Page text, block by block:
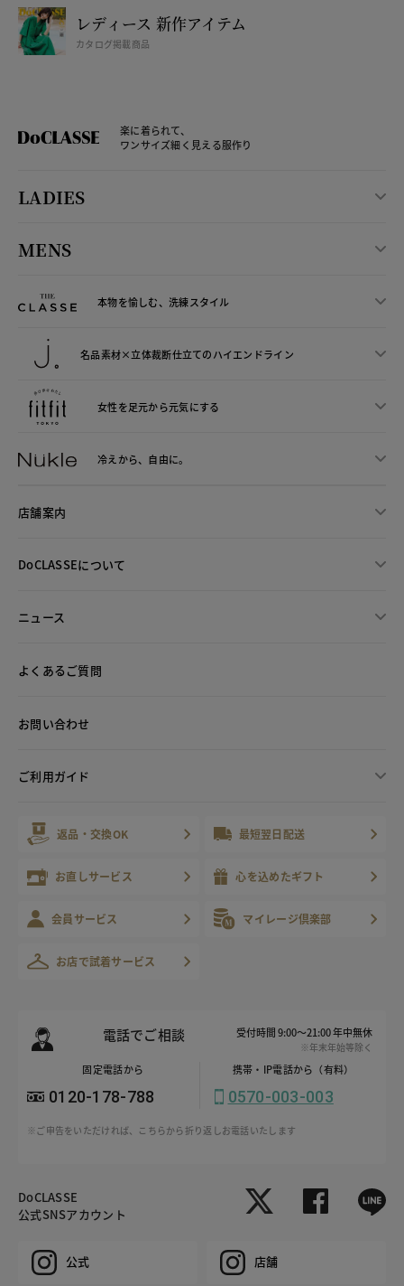
レディース 新作アイテム
カタログ掲載商品
楽に着られて、
ワンサイズ細く見える服作り
LADIES
MENS
本物を愉しむ、洗練スタイル
名品素材×立体裁断仕立てのハイエンドライン
女性を足元から元気にする
冷えから、 自由に。
店舗案内
DoCLASSEについて
ニュース
よくあるご質問
お問い合わせ
ご利用ガイド
返品・交換OK 最短翌日配送
お直しサービス 心を込めたギフト
会員サービス マイレージ倶楽部
お店で試着サービス
電話でご相談 受付時間 9:00～21:00 年中無休
※年末年始等除く
固定電話から
0120-178-788
携帯・IP電話から（有料）
0570-003-003
※ご申告をいただければ、こちらから折り返しお電話いたします
DoCLASSE
公式SNSアカウント
公式 店舗